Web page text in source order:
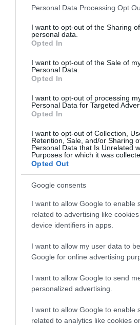
Please note that this website/app
not limited to your visit or usage
grant or deny consent to Google and
use your data for below specified
consent section.
Personal Data Processing Opt
I want to opt-out of the Sharing
personal data.
Opted In
I want to opt-out of the Sale of
Personal Data.
Opted In
I want to opt-out of processing
Personal Data for Targeted
Opted In
I want to opt-out of Collection,
Retention, Sale, and/or Sharing
Personal Data that Is Unrelated
Purposes for which it was
Opted Out
Google consents
I want to allow Google to enable
related to advertising like
device identifiers in apps.
I want to allow my user data to
Google for online advertising
I want to allow Google to send
personalized advertising.
I want to allow Google to enable
related to analytics like cookies